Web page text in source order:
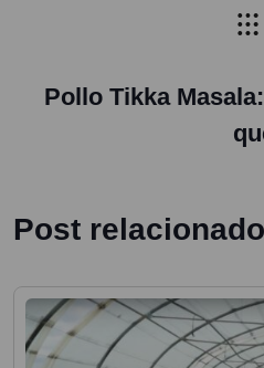
Pollo Tikka
Post